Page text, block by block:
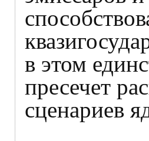
в этом
пресечет
сценариев